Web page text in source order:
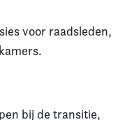
voor raadsleden,
bij de transitie,